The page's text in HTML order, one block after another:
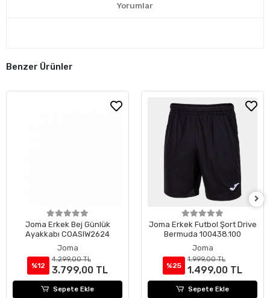
Yorumlar
Benzer Ürünler
Joma Erkek Bej Günlük
Ayakkabı COASIW2624
Joma
%12
4.299,00 TL
3.799,00 TL
Sepete Ekle
Joma Erkek Futbol Şort Drive
Bermuda 100438.100
Joma
%25
1.999,00 TL
1.499,00 TL
Sepete Ekle